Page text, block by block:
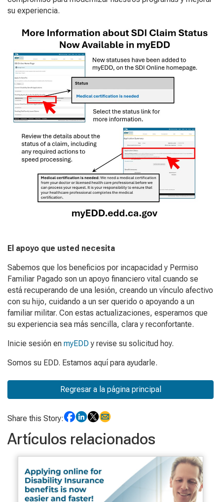
su experiencia.
El apoyo que usted necesita
Sabemos que los beneficios por incapacidad y Permiso
Familiar Pagado son un apoyo financiero vital cuando se
está recuperando de una lesión, creando un vínculo afectivo
con su hijo, cuidando a un ser querido o apoyando a un
familiar militar. Con estas actualizaciones, esperamos que
su experiencia sea más sencilla, clara y reconfortante.
Inicie sesión en myEDDy revise su solicitud hoy.
Somos su EDD. Estamos aquí para ayudarle.
Regresar a la página principal
Share this Story:
Artículos relacionados